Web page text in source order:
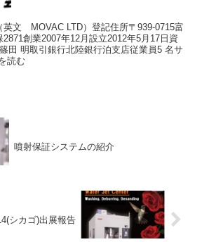
英文 MOVAC LTD）登記住所〒939-0715富
創業2007年12月設立2012年5月17日資
田 明取引銀行北陸銀行泊支店従業員5 名サ
読む
噴射保証システムの紹介
シカゴ)出展報告